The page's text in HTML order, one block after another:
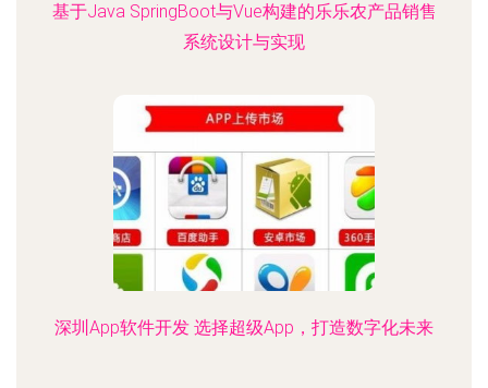
基于Java SpringBoot与Vue构建的乐乐农产品销售
系统设计与实现
深圳App软件开发 选择超级App，打造数字化未来